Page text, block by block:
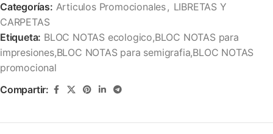
Categorías: Articulos Promocionales, LIBRETAS Y
CARPETAS
Etiqueta: BLOC NOTAS ecologico,BLOC NOTAS para
impresiones,BLOC NOTAS para semigrafia,BLOC NOTAS
promocional
Compartir: